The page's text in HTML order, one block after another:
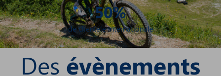
de clientèle internationale
50%
Des évènements